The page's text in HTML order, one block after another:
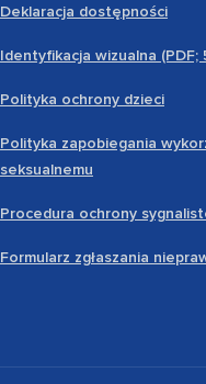
Deklaracja dostępności
Identyfikacja wizualna (PDF;
Polityka ochrony dzieci
Polityka zapobiegania
seksualnemu
Procedura ochrony
Formularz zgłaszania